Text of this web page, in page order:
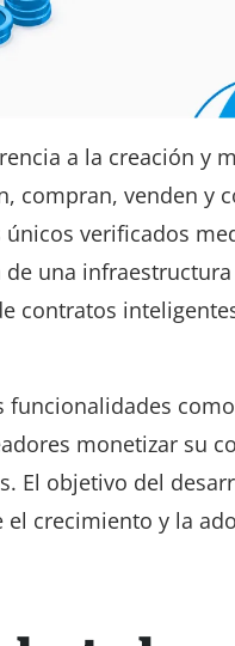
a la creación y
compran, venden y
verificados
una
contratos
funcionalidades
monetizar su
El objetivo del
crecimiento y la